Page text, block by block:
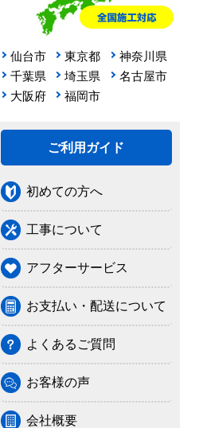
仙台市 東京都
神奈川県
千葉県
埼玉県
名古屋市
大阪府
福岡市
ご利用ガイド
初めての方へ
工事について
アフターサービス
お支払い・配送について
よくあるご質問
お客様の声
会社概要